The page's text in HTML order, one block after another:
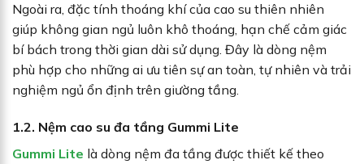
Ngoài ra, đặc tính thoáng khí của cao su thiên nhiên
giúp không gian ngủ luôn khô thoáng, hạn chế cảm giác
bí bách trong thời gian dài sử dụng. Đây là dòng nệm
phù hợp cho những ai ưu tiên sự an toàn, tự nhiên và trải
nghiệm ngủ ổn định trên giường tầng.
1.2. Nệm cao su đa tầng Gummi Lite
Gummi Lite là dòng nệm đa tầng được thiết kế theo